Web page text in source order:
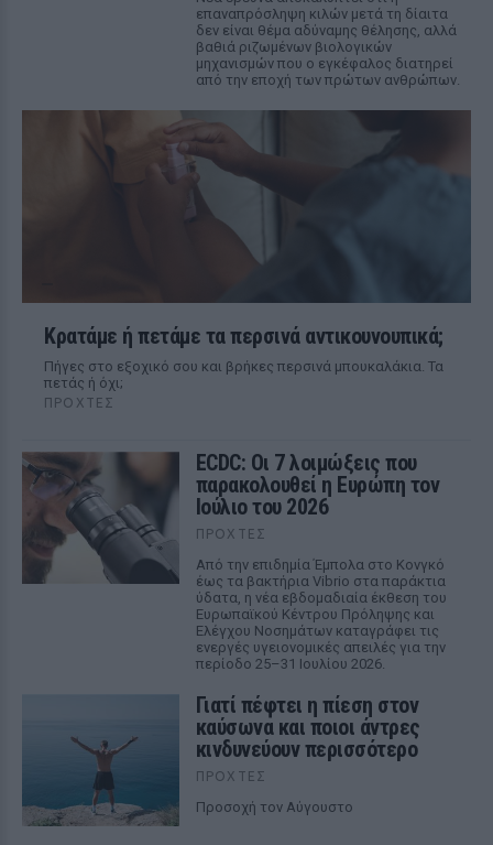
επαναπρόσληψη κιλών μετά τη δίαιτα
δεν είναι θέμα αδύναμης θέλησης, αλλά
βαθιά ριζωμένων βιολογικών
μηχανισμών που ο εγκέφαλος διατηρεί
από την εποχή των πρώτων ανθρώπων.
Κρατάμε ή πετάμε τα περσινά αντικουνουπικά;
Πήγες στο εξοχικό σου και βρήκες περσινά μπουκαλάκια. Τα
πετάς ή όχι;
ΠΡΟΧΤΈΣ
ECDC: Οι 7 λοιμώξεις που
παρακολουθεί η Ευρώπη τον
Ιούλιο του 2026
ΠΡΟΧΤΈΣ
Από την επιδημία Έμπολα στο Κονγκό
έως τα βακτήρια Vibrio στα παράκτια
ύδατα, η νέα εβδομαδιαία έκθεση του
Ευρωπαϊκού Κέντρου Πρόληψης και
Ελέγχου Νοσημάτων καταγράφει τις
ενεργές υγειονομικές απειλές για την
περίοδο 25–31 Ιουλίου 2026.
Γιατί πέφτει η πίεση στον
καύσωνα και ποιοι άντρες
κινδυνεύουν περισσότερο
ΠΡΟΧΤΈΣ
Προσοχή τον Αύγουστο